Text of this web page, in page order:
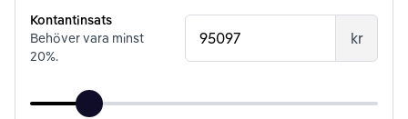
Kontantinsats
Behöver vara minst
20%.
kr